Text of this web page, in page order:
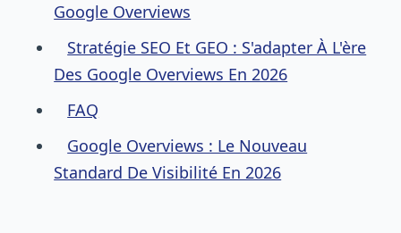
Google Overviews
Stratégie SEO Et GEO : S'adapter À L'ère
Des Google Overviews En 2026
FAQ
Google Overviews : Le Nouveau
Standard De Visibilité En 2026